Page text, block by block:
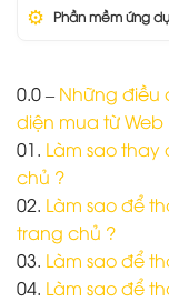
⚙️ Phần mềm ứng
0.0 – Những điều
diện mua từ Web
01. Làm sao
chủ ?
02. Làm sao để
trang chủ ?
03. Làm sao để
04. Làm sao để